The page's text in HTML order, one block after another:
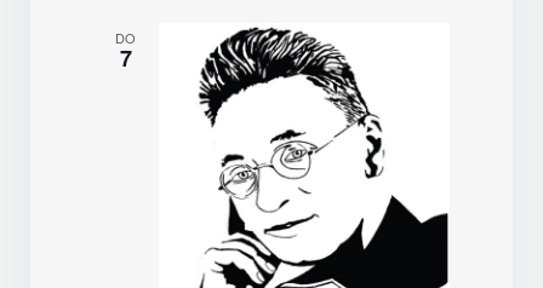
DO
7